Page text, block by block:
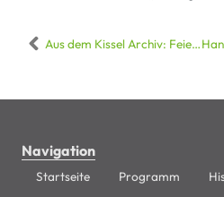
Aus dem Kissel Archiv: Feierliche Inbetriebnahme der neuen Abfüllanlage unserer damaligen Weinkellerei
Navigation
Startseite Programm